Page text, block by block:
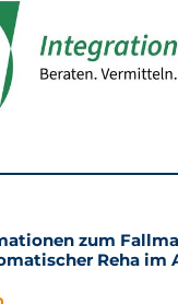
zum
Reha im